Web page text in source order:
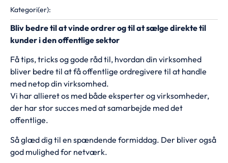
Kategori(er):
Bliv bedre til at vinde ordrer og til at sælge direkte til
kunder i den offentlige sektor
Få tips, tricks og gode råd til, hvordan din virksomhed
bliver bedre til at få offentlige ordregivere til at handle
med netop din virksomhed.
Vi har allieret os med både eksperter og virksomheder,
der har stor succes med at samarbejde med det
offentlige.
Så glæd dig til en spændende formiddag. Der bliver også
god mulighed for netværk.